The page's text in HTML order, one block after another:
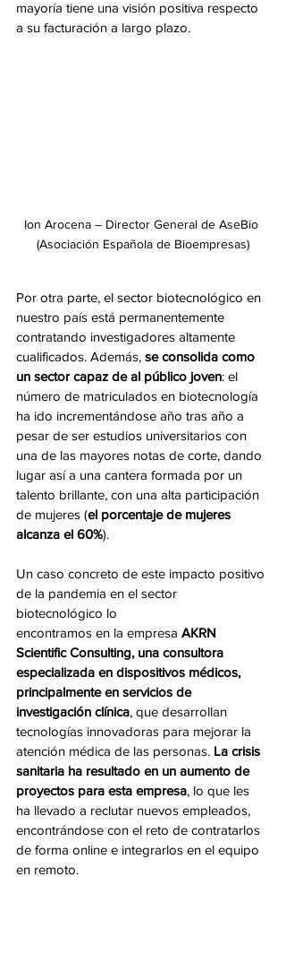
mayoría tiene una visión positiva respecto
a su facturación a largo plazo.
Ion Arocena – Director General de AseBio
(Asociación Española de Bioempresas)
Por otra parte, el sector biotecnológico en
nuestro país está permanentemente
contratando investigadores altamente
cualificados. Además, se consolida como
un sector capaz de al público joven: el
número de matriculados en biotecnología
ha ido incrementándose año tras año a
pesar de ser estudios universitarios con
una de las mayores notas de corte, dando
lugar así a una cantera formada por un
talento brillante, con una alta participación
de mujeres (el porcentaje de mujeres
alcanza el 60%).
Un caso concreto de este impacto positivo
de la pandemia en el sector
biotecnológico lo
encontramos en la empresa AKRN
Scientific Consulting, una consultora
especializada en dispositivos médicos,
principalmente en servicios de
investigación clínica, que desarrollan
tecnologías innovadoras para mejorar la
atención médica de las personas. La crisis
sanitaria ha resultado en un aumento de
proyectos para esta empresa, lo que les
ha llevado a reclutar nuevos empleados,
encontrándose con el reto de contratarlos
de forma online e integrarlos en el equipo
en remoto.